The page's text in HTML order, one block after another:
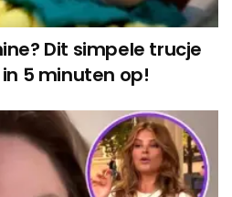
Dit simpele trucje
5 minuten op!